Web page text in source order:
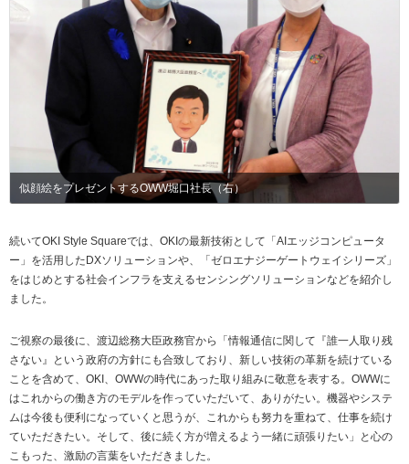
似顔絵をプレゼントするOWW堀口社長（右）
続いてOKI Style Squareでは、OKIの最新技術として「AIエッジコンピュータ
ー」を活用したDXソリューションや、「ゼロエナジーゲートウェイシリーズ」
をはじめとする社会インフラを支えるセンシングソリューションなどを紹介し
ました。
ご視察の最後に、渡辺総務大臣政務官から「情報通信に関して『誰一人取り残
さない』という政府の方針にも合致しており、新しい技術の革新を続けている
ことを含めて、OKI、OWWの時代にあった取り組みに敬意を表する。OWWに
はこれからの働き方のモデルを作っていただいて、ありがたい。機器やシステ
ムは今後も便利になっていくと思うが、これからも努力を重ねて、仕事を続け
ていただきたい。そして、後に続く方が増えるよう一緒に頑張りたい」と心の
こもった、激励の言葉をいただきました。